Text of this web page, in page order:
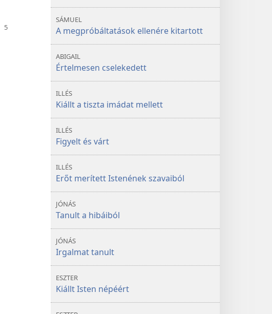
SÁMUEL
A megpróbáltatások ellenére kitartott
ABIGAIL
Értelmesen cselekedett
ILLÉS
Kiállt a tiszta imádat mellett
ILLÉS
Figyelt és várt
ILLÉS
Erőt merített Istenének szavaiból
JÓNÁS
Tanult a hibáiból
JÓNÁS
Irgalmat tanult
ESZTER
Kiállt Isten népéért